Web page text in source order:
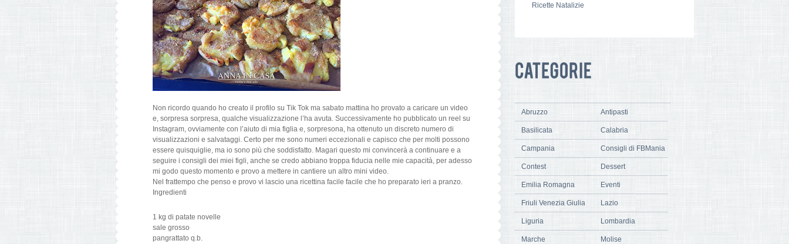
Non ricordo quando ho creato il profilo su Tik Tok ma sabato mattina ho provato a caricare un video
e, sorpresa sorpresa, qualche visualizzazione l’ha avuta. Successivamente ho pubblicato un reel su
Instagram, ovviamente con l’aiuto di mia figlia e, sorpresona, ha ottenuto un discreto numero di
visualizzazioni e salvataggi. Certo per me sono numeri eccezionali e capisco che per molti possono
essere quisquiglie, ma io sono più che soddisfatto. Magari questo mi convincerà a continuare e a
seguire i consigli dei miei figli, anche se credo abbiano troppa fiducia nelle mie capacità, per adesso
mi godo questo momento e provo a mettere in cantiere un altro mini video.
Nel frattempo che penso e provo vi lascio una ricettina facile facile che ho preparato ieri a pranzo.
Ingredienti
1 kg di patate novelle
sale grosso
pangrattato q.b.
Ricette Natalizie
Abruzzo Antipasti
Basilicata Calabria
Campania Consigli di FBMania
Contest Dessert
Emilia Romagna Eventi
Friuli Venezia Giulia Lazio
Liguria Lombardia
Marche Molise